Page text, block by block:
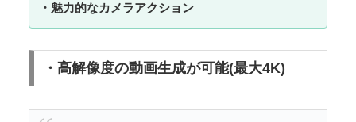
・魅力的なカメラアクション
・高解像度の動画生成が可能(最大4K)